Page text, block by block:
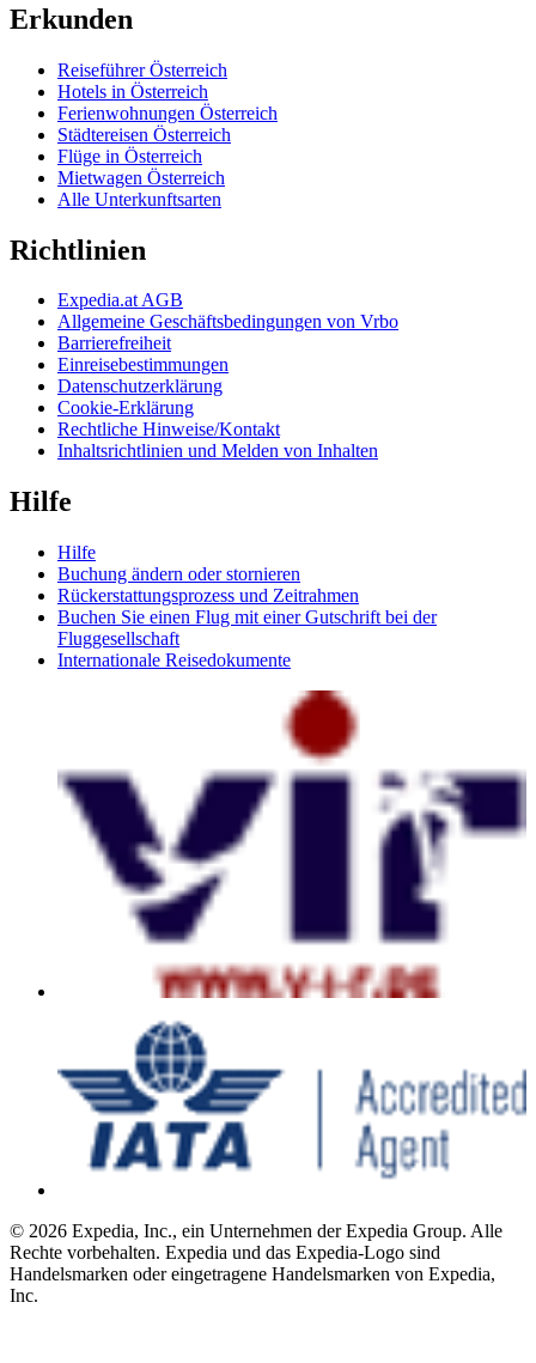
Erkunden
Reiseführer Österreich
Hotels in Österreich
Ferienwohnungen Österreich
Städtereisen Österreich
Flüge in Österreich
Mietwagen Österreich
Alle Unterkunftsarten
Richtlinien
Expedia.at AGB
Allgemeine Geschäftsbedingungen von Vrbo
Barrierefreiheit
Einreisebestimmungen
Datenschutzerklärung
Cookie-Erklärung
Rechtliche Hinweise/Kontakt
Inhaltsrichtlinien und Melden von Inhalten
Hilfe
Hilfe
Buchung ändern oder stornieren
Rückerstattungsprozess und Zeitrahmen
Buchen Sie einen Flug mit einer Gutschrift bei der
Fluggesellschaft
Internationale Reisedokumente
© 2026 Expedia, Inc., ein Unternehmen der Expedia Group. Alle
Rechte vorbehalten. Expedia und das Expedia-Logo sind
Handelsmarken oder eingetragene Handelsmarken von Expedia,
Inc.